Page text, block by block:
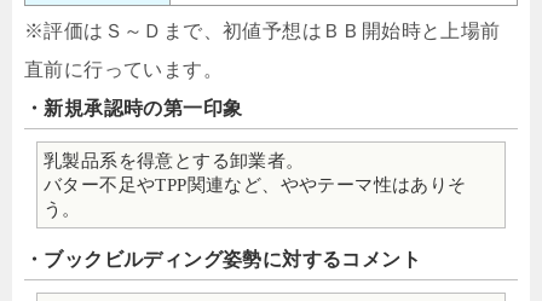
※評価はＳ～Ｄまで、初値予想はＢＢ開始時と上場前
直前に行っています。
・新規承認時の第一印象
乳製品系を得意とする卸業者。
バター不足やTPP関連など、ややテーマ性はありそ
う。
・ブックビルディング姿勢に対するコメント